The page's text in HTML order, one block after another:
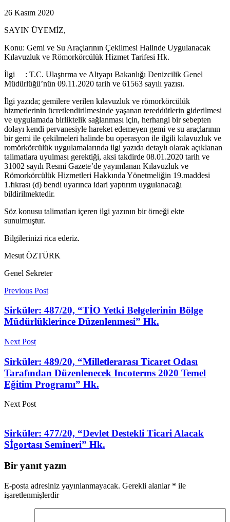
26 Kasım 2020
SAYIN ÜYEMİZ,
Konu: Gemi ve Su Araçlarının Çekilmesi Halinde Uygulanacak
Kılavuzluk ve Römorkörcülük Hizmet Tarifesi Hk.
İlgi : T.C. Ulaştırma ve Altyapı Bakanlığı Denizcilik Genel
Müdürlüğü’nün 09.11.2020 tarih ve 61563 sayılı yazısı.
İlgi yazıda; gemilere verilen kılavuzluk ve römorkörcülük
hizmetlerinin ücretlendirilmesinde yaşanan tereddütlerin giderilmesi
ve uygulamada birliktelik sağlanması için, herhangi bir sebepten
dolayı kendi pervanesiyle hareket edemeyen gemi ve su araçlarının
bir gemi ile çekilmeleri halinde bu operasyon ile ilgili kılavuzluk ve
romörkörcülük uygulamalarında ilgi yazıda detaylı olarak açıklanan
talimatlara uyulması gerektiği, aksi takdirde 08.01.2020 tarih ve
31002 sayılı Resmi Gazete’de yayımlanan Kılavuzluk ve
Römorkörcülük Hizmetleri Hakkında Yönetmeliğin 19.maddesi
1.fıkrası (d) bendi uyarınca idari yaptırım uygulanacağı
bildirilmektedir.
Söz konusu talimatları içeren ilgi yazının bir örneği ekte
sunulmuştur.
Bilgilerinizi rica ederiz.
Mesut ÖZTÜRK
Genel Sekreter
Previous Post
Sirküler: 487/20, “TİO Yetki Belgelerinin Bölge
Müdürlüklerince Düzenlenmesi” Hk.
Next Post
Sirküler: 489/20, “Milletlerarası Ticaret Odası
Tarafından Düzenlenecek Incoterms 2020 Temel
Eğitim Programı” Hk.
Next Post
Sirküler: 477/20, “Devlet Destekli Ticari Alacak
Sİgortası Semineri” Hk.
Bir yanıt yazın
E-posta adresiniz yayınlanmayacak. Gerekli alanlar * ile
işaretlenmişlerdir